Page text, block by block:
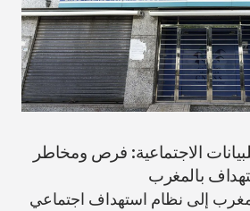
الاجتماعية: فرص ومخاطر
بالمغرب
إلى نظام استهداف اجتماعي